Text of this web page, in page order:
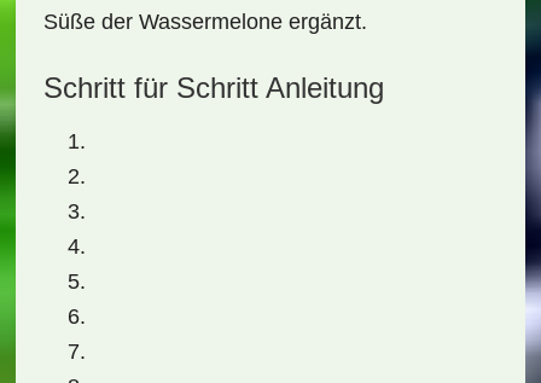
Süße der Wassermelone ergänzt.
Schritt für Schritt Anleitung